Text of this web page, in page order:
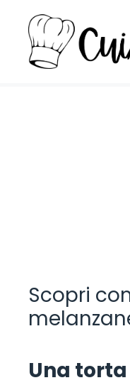
contenuto
Scopri
Una